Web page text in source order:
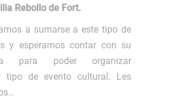
Rebollo de Fort.
a sumarse a este tipo de
y esperamos contar con su
para poder organizar
tipo de evento cultural. Les